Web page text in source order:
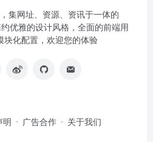
集网址、资源、资讯于一体的
优雅的设计风格，全面的前端用
块化配置，欢迎您的体验
明 广告合作 关于我们